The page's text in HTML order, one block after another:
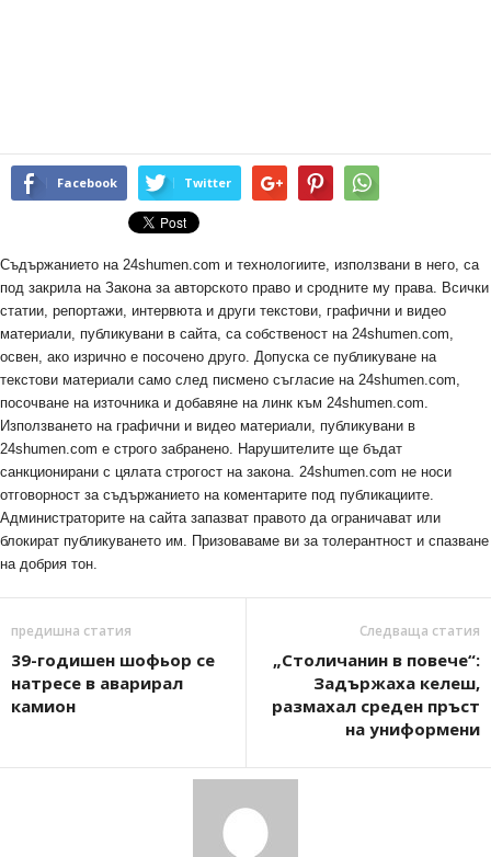
Facebook Twitter
Съдържанието на 24shumen.com и технологиите, използвани в него, са
под закрила на Закона за авторското право и сродните му права. Всички
статии, репортажи, интервюта и други текстови, графични и видео
материали, публикувани в сайта, са собственост на 24shumen.com,
освен, ако изрично е посочено друго. Допуска се публикуване на
текстови материали само след писмено съгласие на 24shumen.com,
посочване на източника и добавяне на линк към 24shumen.com.
Използването на графични и видео материали, публикувани в
24shumen.com е строго забранено. Нарушителите ще бъдат
санкционирани с цялата строгост на закона. 24shumen.com не носи
отговорност за съдържанието на коментарите под публикациите.
Администраторите на сайта запазват правото да ограничават или
блокират публикуването им. Призоваваме ви за толерантност и спазване
на добрия тон.
предишна статия
39-годишен шофьор се
натресе в аварирал
камион
Следваща статия
„Столичанин в повече“:
Задържаха келеш,
размахал среден пръст
на униформени